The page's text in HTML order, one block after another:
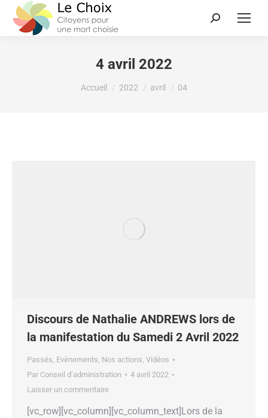
4 avril 2022
Vous êtes ici :
Accueil 2022 avril 04
Discours de Nathalie ANDREWS lors de
la manifestation du Samedi 2 Avril 2022
Passés, Evénements, Nos actions, Vidéos
Par Conseil d’administration
4 avril 2022
Laisser un commentaire
[vc_row][vc_column][vc_column_text]Lors de la